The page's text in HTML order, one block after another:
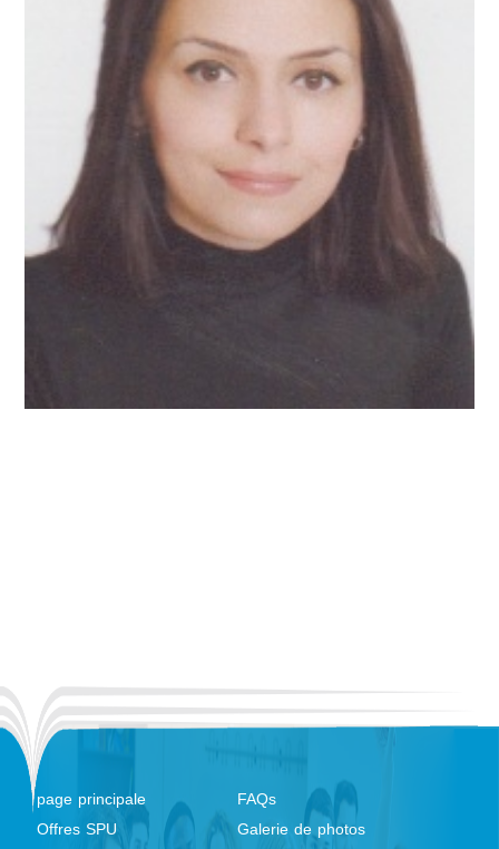
page principale
FAQs
Offres SPU
Galerie de photos